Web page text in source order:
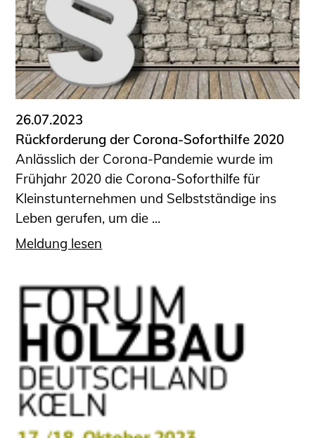
START.ING. Das Studierenden Praxis-
Programm
Wissenswertes für Studierende
Wettbewerbe für Studierende
BLING.BLING.
Kammer Newsletter
Presse
Kontakt und Anfahrt
Impressum
Datenschutz
Ingenieurakademie West
26.07.2023
Rückforderung der Corona-Soforthilfe 2020
Anlässlich der Corona-Pandemie wurde im
Frühjahr 2020 die Corona-Soforthilfe für
Kleinstunternehmen und Selbstständige ins
Leben gerufen, um die ...
Meldung lesen